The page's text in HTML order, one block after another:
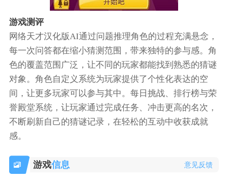
游戏测评
网络天才汉化版AI通过问题推理角色的过程充满悬念，
每一次问答都在缩小猜测范围，带来独特的参与感。角
色的覆盖范围广泛，让不同的玩家都能找到熟悉的猜谜
对象。角色自定义系统为玩家提供了个性化表达的空
间，让更多玩家可以参与其中。每日挑战、排行榜与荣
誉殿堂系统，让玩家通过完成任务、冲击更高的名次，
不断刷新自己的猜谜记录，在轻松的互动中收获成就
感。
游戏信息 意见反馈